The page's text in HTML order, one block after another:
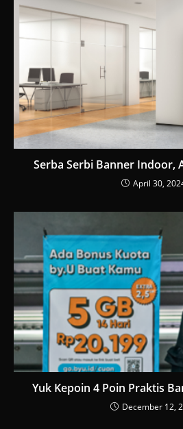
Serba Serbi Banner Indoor,
April 30,
Yuk Kepoin 4 Poin Praktis
December 12,